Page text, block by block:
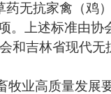
药无抗家禽（鸡
。
上述标准由
和吉林省现代无
牧业高质量发展